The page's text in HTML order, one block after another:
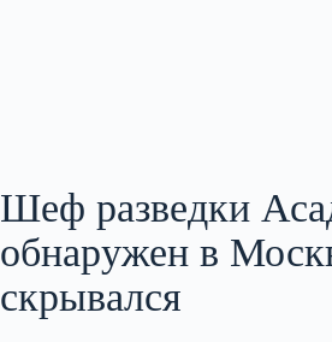
Шеф разведки
обнаружен в
скрывался